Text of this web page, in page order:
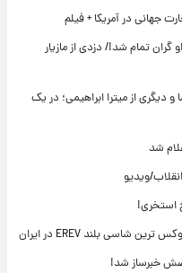
جهانی در آمریکا + فیلم
گران تمام شد!/ دزدی از مازیار
و دیگری از میترا ابراهیمی؛ در یک
ویدیو
استخری!
خبرساز شد!